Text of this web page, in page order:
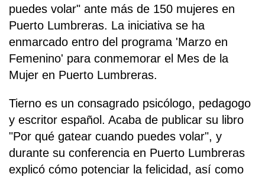
puedes volar" ante más de 150 mujeres en
Puerto Lumbreras. La iniciativa se ha
enmarcado entro del programa 'Marzo en
Femenino' para conmemorar el Mes de la
Mujer en Puerto Lumbreras.
Tierno es un consagrado psicólogo, pedagogo
y escritor español. Acaba de publicar su libro
"Por qué gatear cuando puedes volar", y
durante su conferencia en Puerto Lumbreras
explicó cómo potenciar la felicidad, así como